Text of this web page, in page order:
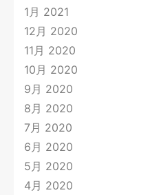
1月 2021
12月 2020
11月 2020
10月 2020
9月 2020
8月 2020
7月 2020
6月 2020
5月 2020
4月 2020